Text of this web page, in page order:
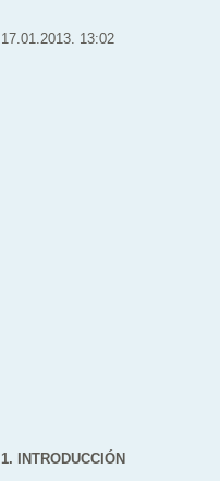
17.01.2013. 13:02
1. INTRODUCCIÓN